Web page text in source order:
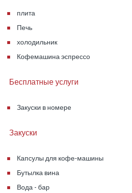
плита
Печь
холодильник
Кофемашина эспрессо
Бесплатные услуги
Закуски в номере
Закуски
Капсулы для кофе-машины
Бутылка вина
Вода - бар